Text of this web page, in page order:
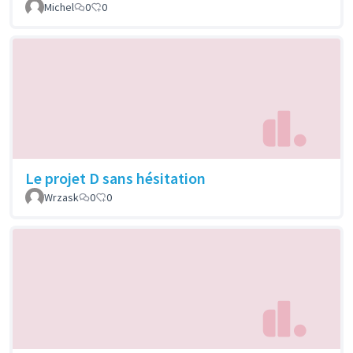
Michel 0 0
Le projet D sans hésitation
Wrzask 0 0